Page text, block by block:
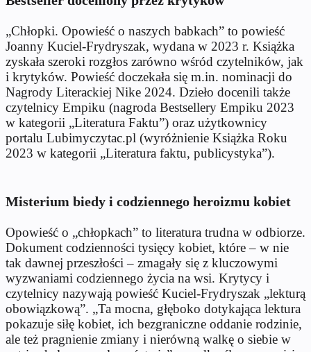
„Chłopki. Opowieść o naszych babkach” to powieść
Joanny Kuciel-Frydryszak, wydana w 2023 r. Książka
zyskała szeroki rozgłos zarówno wśród czytelników, jak
i krytyków. Powieść doczekała się m.in. nominacji do
Nagrody Literackiej Nike 2024. Dzieło docenili także
czytelnicy Empiku (nagroda Bestsellery Empiku 2023
w kategorii „Literatura Faktu”) oraz użytkownicy
portalu Lubimyczytac.pl (wyróżnienie Książka Roku
2023 w kategorii „Literatura faktu, publicystyka”).
Misterium biedy i codziennego heroizmu kobiet
Opowieść o „chłopkach” to literatura trudna w odbiorze.
Dokument codzienności tysięcy kobiet, które – w nie
tak dawnej przeszłości – zmagały się z kluczowymi
wyzwaniami codziennego życia na wsi. Krytycy i
czytelnicy nazywają powieść Kuciel-Frydryszak „lekturą
obowiązkową”. „Ta mocna, głęboko dotykająca lektura
pokazuje siłę kobiet, ich bezgraniczne oddanie rodzinie,
ale też pragnienie zmiany i nierówną walkę o siebie w